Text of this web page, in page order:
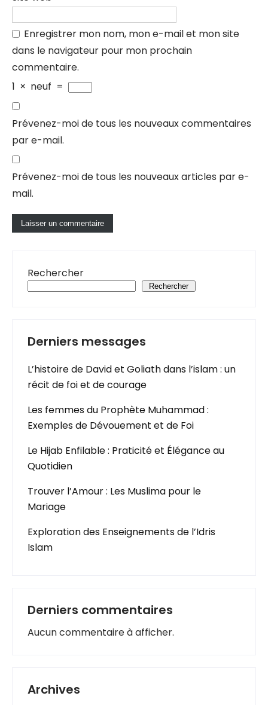
Enregistrer mon nom, mon e-mail et mon site
dans le navigateur pour mon prochain
commentaire.
1 × neuf =
Prévenez-moi de tous les nouveaux commentaires
par e-mail.
Prévenez-moi de tous les nouveaux articles par e-
mail.
Rechercher
Rechercher
Derniers messages
L’histoire de David et Goliath dans l’islam : un
récit de foi et de courage
Les femmes du Prophète Muhammad :
Exemples de Dévouement et de Foi
Le Hijab Enfilable : Praticité et Élégance au
Quotidien
Trouver l’Amour : Les Muslima pour le
Mariage
Exploration des Enseignements de l’Idris
Islam
Derniers commentaires
Aucun commentaire à afficher.
Archives